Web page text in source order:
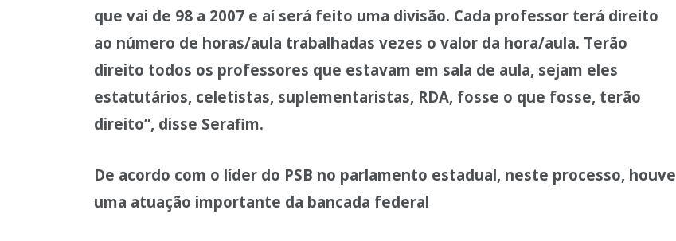
que vai de 98 a 2007 e aí será feito uma divisão. Cada professor terá direito
ao número de horas/aula trabalhadas vezes o valor da hora/aula. Terão
direito todos os professores que estavam em sala de aula, sejam eles
estatutários, celetistas, suplementaristas, RDA, fosse o que fosse, terão
direito”, disse Serafim.
De acordo com o líder do PSB no parlamento estadual, neste processo, houve
uma atuação importante da bancada federal